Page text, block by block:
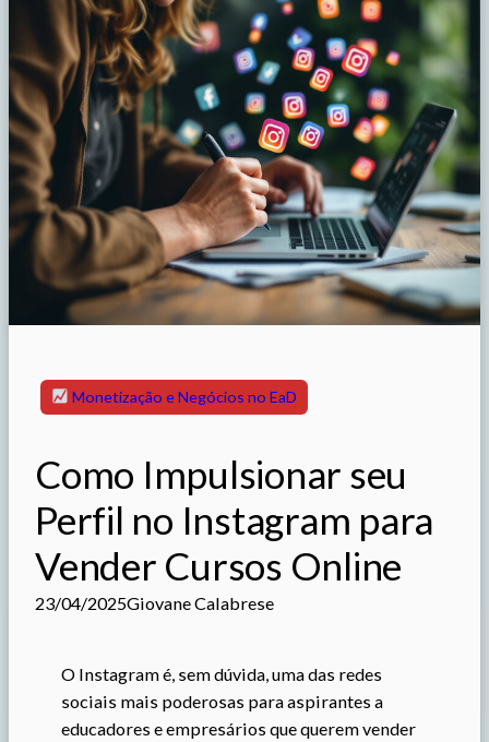
Monetização e Negócios no EaD
Como Impulsionar seu
Perfil no Instagram para
Vender Cursos Online
23/04/2025Giovane Calabrese
O Instagram é, sem dúvida, uma das redes
sociais mais poderosas para aspirantes a
educadores e empresários que querem vender